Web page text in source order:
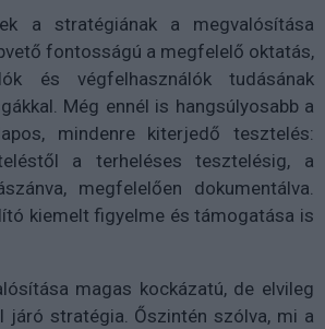
a stratégiának a megvalósítása
fontosságú a megfelelő oktatás,
és végfelhasználók tudásának
Még ennél is hangsúlyosabb a
mindenre kiterjedő tesztelés:
a terheléses tesztelésig, a
megfelelően dokumentálva.
kiemelt figyelme és támogatása is
magas kockázatú, de elvileg
járó stratégia. Őszintén szólva, mi a